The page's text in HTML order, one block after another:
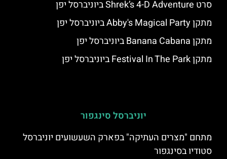
סרט Shrek’s 4-D Adventure ביוניברסל יפן
מתקן Abby's Magical Party ביוניברסל יפן
מתקן Banana Cabana ביוניברסל יפן
מתקן Festival In The Park ביוניברסל יפן
יוניברסל סינגפור
מתחם "מצרים העתיקה" בפארק השעשועים יוניברסל
סטודיו בסינגפור